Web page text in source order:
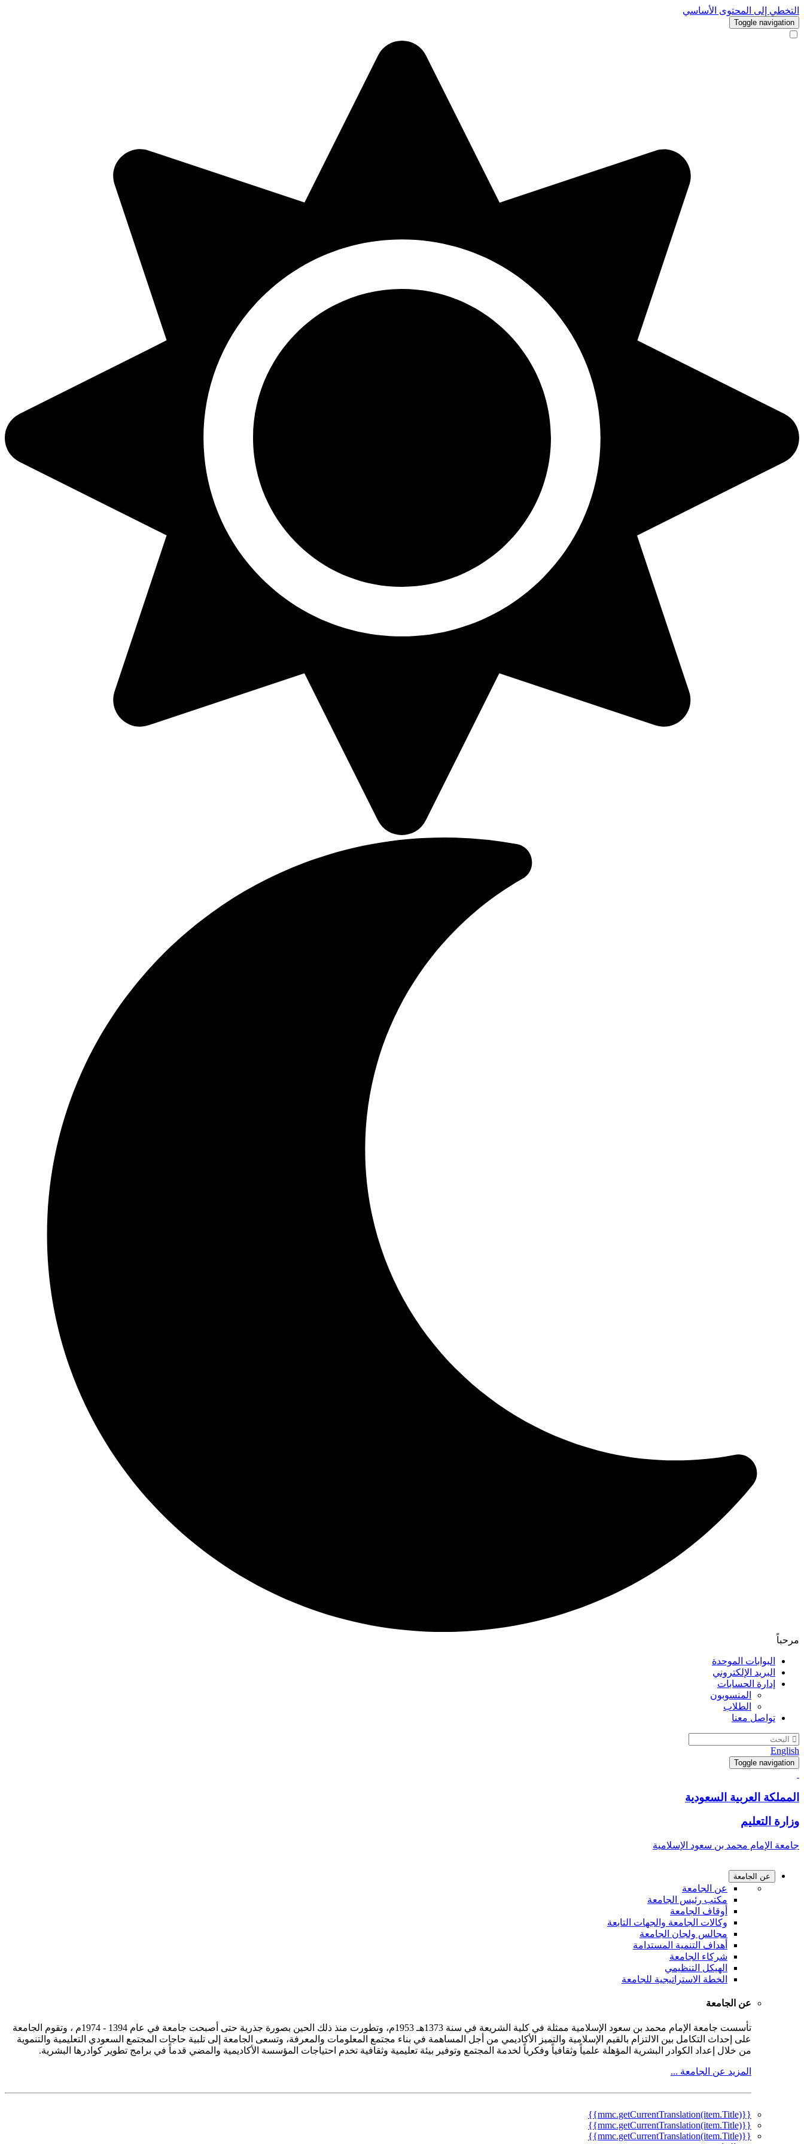
التخطي إلى المحتوى الأساسي
Toggle navigation
مرحباً
البوابات الموحدة
البريد الإلكتروني
إدارة الحسابات
المنسوبون
الطلاب
تواصل معنا
English
Toggle navigation
المملكة العربية السعودية
وزارة التعليم
جامعة الإمام محمد بن سعود الإسلامية
عن الجامعة
عن الجامعة
مكتب رئيس الجامعة
أوقاف الجامعة
وكالات الجامعة والجهات التابعة
مجالس ولجان الجامعة
أهداف التنمية المستدامة
شركاء الجامعة
الهيكل التنظيمي
الخطة الاستراتيجية للجامعة
عن الجامعة
تأسست جامعة الإمام محمد بن سعود الإسلامية ممثلة في كلية الشريعة في سنة 1373هـ 1953م، وتطورت منذ ذلك الحين بصورة جذرية حتى أصبحت جامعة في عام 1394 - 1974م ، وتقوم الجامعة
على إحداث التكامل بين الالتزام بالقيم الإسلامية والتميز الأكاديمي من أجل المساهمة في بناء مجتمع المعلومات والمعرفة، وتسعى الجامعة إلى تلبية حاجات المجتمع السعودي التعليمية والتنموية
من خلال إعداد الكوادر البشرية المؤهلة علمياً وثقافياً وفكرياً لخدمة المجتمع وتوفير بيئة تعليمية وثقافية تخدم احتياجات المؤسسة الأكاديمية والمضي قدماً في برامج تطوير كوادرها البشرية.
المزيد عن الجامعة ...
{{mmc.getCurrentTranslation(item.Title)}}
{{mmc.getCurrentTranslation(item.Title)}}
{{mmc.getCurrentTranslation(item.Title)}}